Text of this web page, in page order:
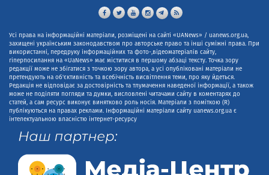
Усі права на інформаційні матеріали, розміщені на сайті «UANews» / uanews.org.ua,
захищені українським законодавством про авторське право та інші суміжні права. При
використанні, передруку інформаційних та фото-,відеоматеріалів сайту,
гіперпосилання на «UaNews» має міститися в першому абзаці тексту. Точка зору
редакції може не збігатися з точкою зору автора, а усі опубліковані матеріали не
претендують на об'єктивність та всебічність висвітлення теми, про яку йдеться.
Редакція не відповідає за достовірність та тлумачення наведеної інформації, а також
може не поділяти погляди та думки, висловлені читачами сайту в коментарях до
статей, а сам ресурс виконує винятково роль носія. Матеріали з поміткою (R)
публікуються на правах реклами. Інформаційні матеріали сайту uanews.org.ua є
інтелектуальною власністю інтернет-ресурсу